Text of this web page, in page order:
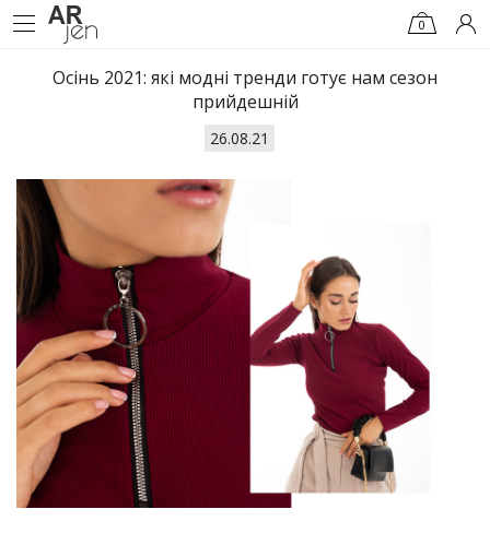
0
Осінь 2021: які модні тренди готує нам сезон
прийдешній
26.08.21